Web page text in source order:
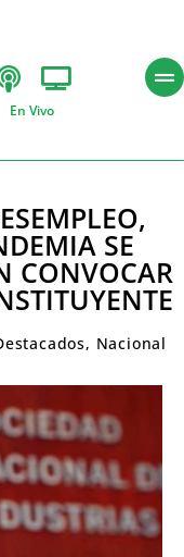
En Vivo
SE
CONVOCAR
, Nacional